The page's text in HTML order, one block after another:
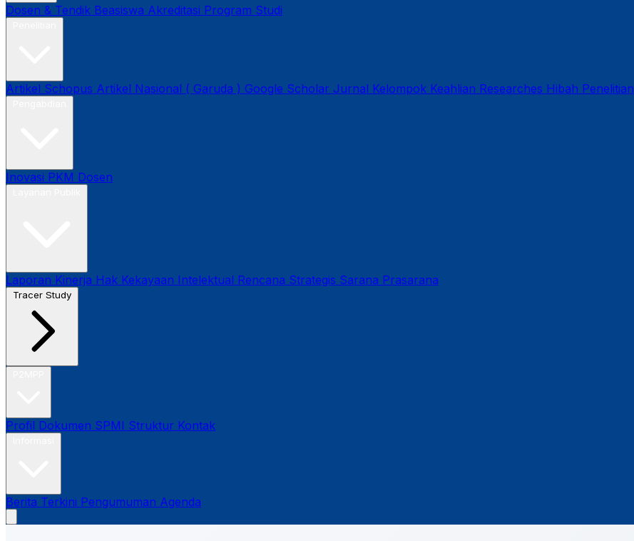
Dosen & Tendik Beasiswa Akreditasi Program Studi
Artikel Schopus Artikel Nasional ( Garuda ) Google Scholar Jurnal Kelompok Keahlian Researches Hibah Penelitian
Inovasi PKM Dosen
Laporan Kinerja Hak Kekayaan Intelektual Rencana Strategis Sarana Prasarana
Tracer Study
Profil Dokumen SPMI Struktur Kontak
Berita Terkini Pengumuman Agenda